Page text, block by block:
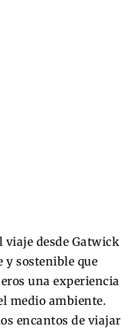
viaje desde Gatwick
y sostenible que
una experiencia
medio ambiente.
encantos de viajar